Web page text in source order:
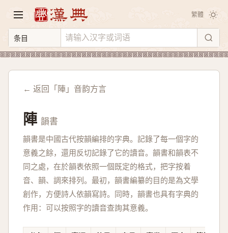
繁體
← 返回「陣」音韵方言
陣 韻書
韻書是中國古代按韻編排的字典。記錄了每一個字的
意義之餘，還用反切記錄了它的讀音。韻書和韻表不
同之處，在於韻表依照一個既定的格式，把字按着
音、韻、調來排列。最初，韻書編纂的目的是為文學
創作，方便詩人依韻寫詩。同時，韻書也具有字典的
作用：可以按照字的讀音查詢其意義。